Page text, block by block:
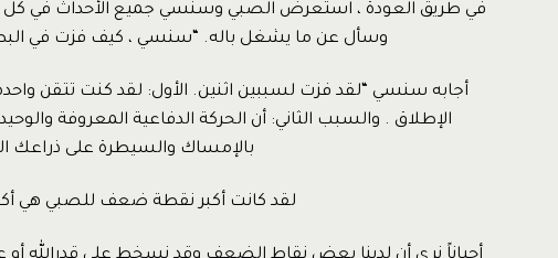
في طريق العودة ، استعرض الصبي وسنسي جميع الأحداث في كل
وسأل عن ما يشغل باله. “سنسي ، كيف فزت في
أجابه سنسي “لقد فزت لسببين اثنين. الأول: لقد كنت تتقن
الإطلاق . والسبب الثاني: أن الحركة الدفاعية المعروفة
بالإمساك والسيطرة على ذراعك
لقد كانت أكبر نقطة ضعف للصبي هي